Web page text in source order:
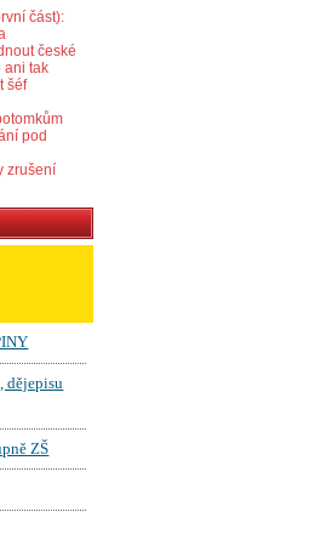
část):
české
ani tak
šéf
pod
zrušení